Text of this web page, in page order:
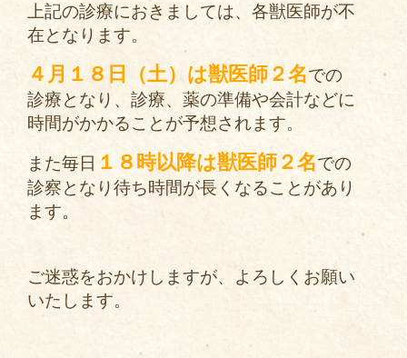
上記の診療におきましては、各獣医師が不
在となります。
４月１８日（土）は獣医師２名での
診療となり、診療、薬の準備や会計などに
時間がかかることが予想されます。
また毎日 １８時以降は獣医師２名での
診察となり待ち時間が長くなることがあり
ます。
ご迷惑をおかけしますが、よろしくお願い
いたします。